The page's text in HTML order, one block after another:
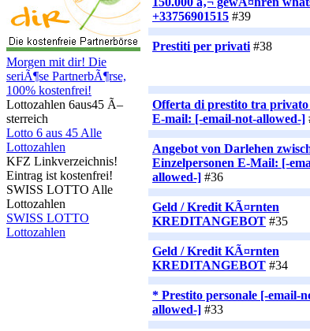
Morgen mit dir! Die
seriÃ¶se PartnerbÃ¶rse,
100% kostenfrei!
Lottozahlen 6aus45 Ã–
sterreich
Lotto 6 aus 45 Alle
Lottozahlen
KFZ Linkverzeichnis!
Eintrag ist kostenfrei!
SWISS LOTTO Alle
Lottozahlen
SWISS LOTTO
Lottozahlen
+33756901515 #39
Prestiti per privati #38
Offerta di prestito tra privato
E-mail: [-email-not-allowed-]
Angebot von Darlehen
Einzelpersonen E-Mail: [-
allowed-] #36
Geld / Kredit KÃ¤rnten
KREDITANGEBOT #35
Geld / Kredit KÃ¤rnten
KREDITANGEBOT #34
* Prestito personale [-email-
allowed-] #33